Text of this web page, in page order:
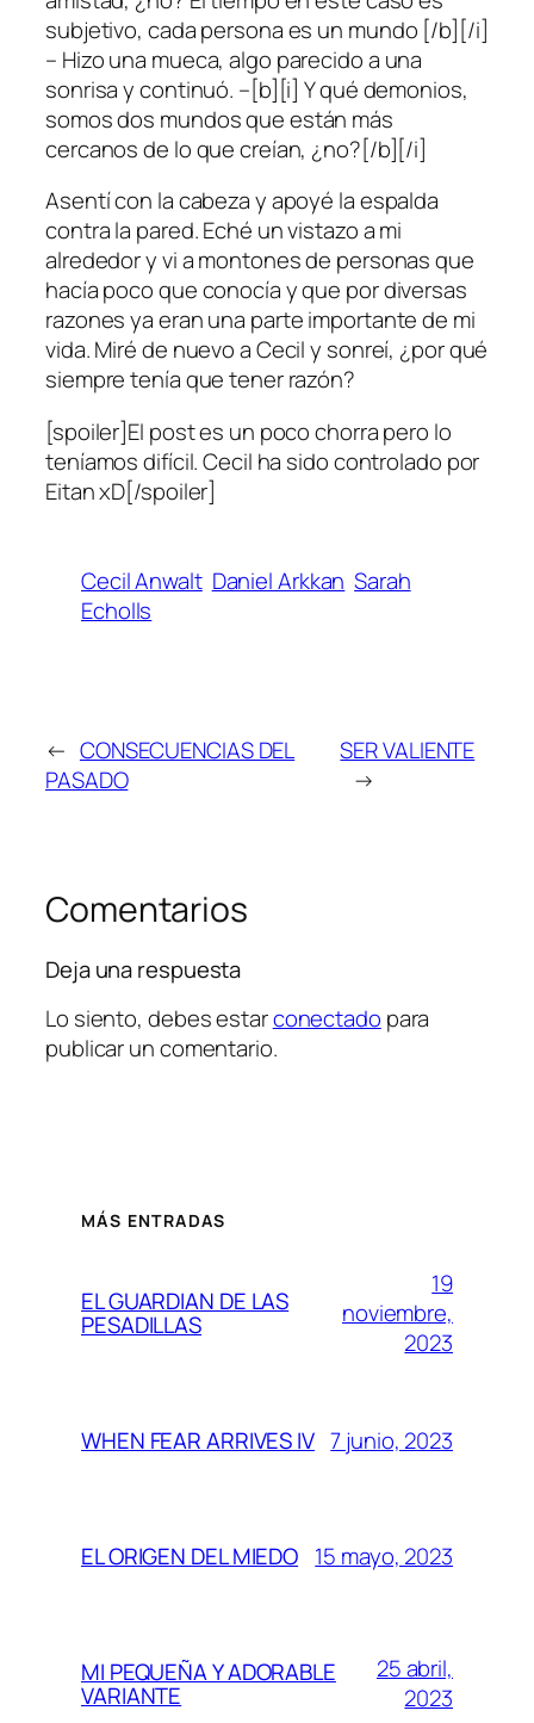
subjetivo, cada persona es un mundo [/b][/i]
– Hizo una mueca, algo parecido a una
sonrisa y continuó. –[b][i] Y qué demonios,
somos dos mundos que están más
cercanos de lo que creían, ¿no?[/b][/i]
Asentí con la cabeza y apoyé la espalda
contra la pared. Eché un vistazo a mi
alrededor y vi a montones de personas que
hacía poco que conocía y que por diversas
razones ya eran una parte importante de mi
vida. Miré de nuevo a Cecil y sonreí, ¿por qué
siempre tenía que tener razón?
[spoiler]El post es un poco chorra pero lo
teníamos difícil. Cecil ha sido controlado por
Eitan xD[/spoiler]
Cecil Anwalt Daniel Arkkan Sarah
Echolls
← CONSECUENCIAS DEL
PASADO
SER VALIENTE
→
Comentarios
Deja una respuesta
Lo siento, debes estarconectado para
publicar un comentario.
MÁS ENTRADAS
EL GUARDIAN DE LAS
PESADILLAS
19
noviembre,
2023
WHEN FEAR ARRIVES IV 7 junio, 2023
EL ORIGEN DEL MIEDO 15 mayo, 2023
MI PEQUEÑA Y ADORABLE
VARIANTE
25 abril,
2023